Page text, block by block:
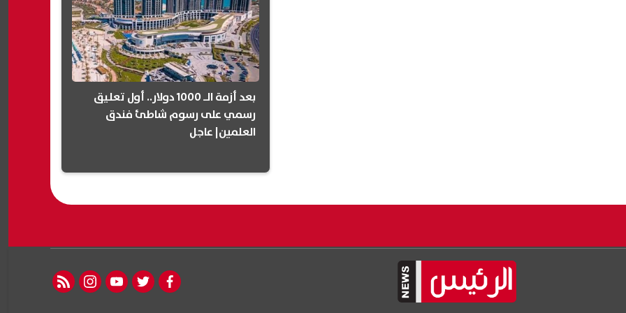
بعد أزمة الـ 1000 دولار.. أول تعليق
رسمي على رسوم شاطئ فندق
العلمين| عاجل
facebook
twitter
youtube
instagram
rss feed